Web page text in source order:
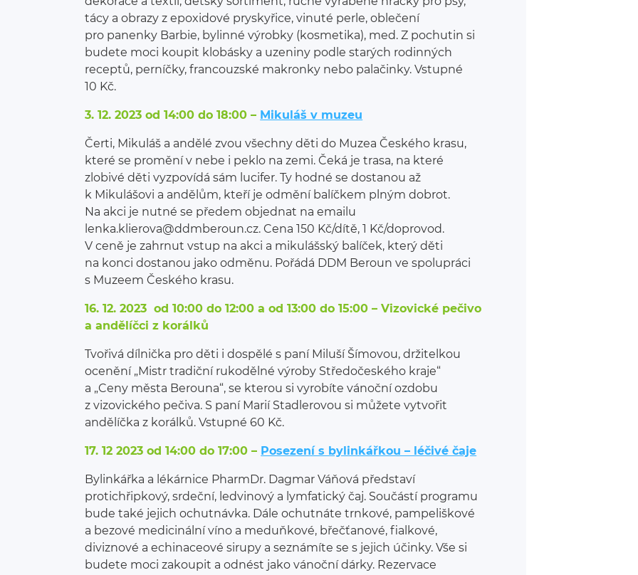
tácy a obrazy z epoxidové pryskyřice, vinuté perle, oblečení
pro panenky Barbie, bylinné výrobky (kosmetika), med. Z pochutin si
budete moci koupit klobásky a uzeniny podle starých rodinných
receptů, perníčky, francouzské makronky nebo palačinky. Vstupné
10 Kč.
3. 12. 2023 od 14:00 do 18:00 – Mikuláš v muzeu
Čerti, Mikuláš a andělé zvou všechny děti do Muzea Českého krasu,
které se promění v nebe i peklo na zemi. Čeká je trasa, na které
zlobivé děti vyzpovídá sám lucifer. Ty hodné se dostanou až
k Mikulášovi a andělům, kteří je odmění balíčkem plným dobrot.
Na akci je nutné se předem objednat na emailu
lenka.klierova@ddmberoun.cz. Cena 150 Kč/dítě, 1 Kč/doprovod.
V ceně je zahrnut vstup na akci a mikulášský balíček, který děti
na konci dostanou jako odměnu. Pořádá DDM Beroun ve spolupráci
s Muzeem Českého krasu.
16. 12. 2023 od 10:00 do 12:00 a od 13:00 do 15:00 – Vizovické pečivo
a andělíčci z korálků
Tvořivá dílnička pro děti i dospělé s paní Miluší Šímovou, držitelkou
ocenění „Mistr tradiční rukodělné výroby Středočeského kraje“
a „Ceny města Berouna“, se kterou si vyrobíte vánoční ozdobu
z vizovického pečiva. S paní Marií Stadlerovou si můžete vytvořit
andělíčka z korálků. Vstupné 60 Kč.
17. 12 2023 od 14:00 do 17:00 – Posezení s bylinkářkou – léčivé čaje
Bylinkářka a lékárnice PharmDr. Dagmar Váňová představí
protichřipkový, srdeční, ledvinový a lymfatický čaj. Součástí programu
bude také jejich ochutnávka. Dále ochutnáte trnkové, pampeliškové
a bezové medicinální víno a meduňkové, břečťanové, fialkové,
diviznové a echinaceové sirupy a seznámíte se s jejich účinky. Vše si
budete moci zakoupit a odnést jako vánoční dárky. Rezervace